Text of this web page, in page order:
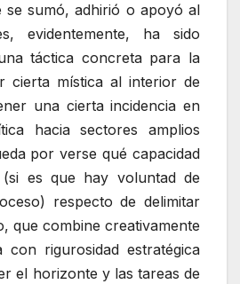
se sumó, adhirió o apoyó al
evidentemente, ha sido
táctica concreta para la
cierta mística al interior de
una cierta incidencia en
hacia sectores amplios
por verse qué capacidad
es que hay voluntad de
respecto de delimitar
que combine creativamente
con rigurosidad estratégica
el horizonte y las tareas de